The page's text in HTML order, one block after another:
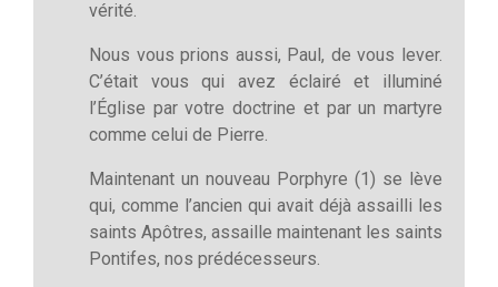
vérité.
Nous vous prions aussi, Paul, de vous lever.
C’était vous qui avez éclairé et illuminé
l’Église par votre doctrine et par un martyre
comme celui de Pierre.
Maintenant un nouveau Porphyre (1) se lève
qui, comme l’ancien qui avait déjà assailli les
saints Apôtres, assaille maintenant les saints
Pontifes, nos prédécesseurs.